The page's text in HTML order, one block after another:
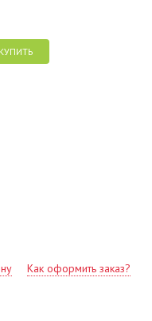
КУПИТЬ
Как оформить заказ?